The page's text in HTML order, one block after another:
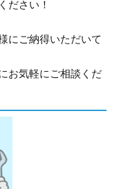
ださい！
にご納得いただいて
お気軽にご相談くだ